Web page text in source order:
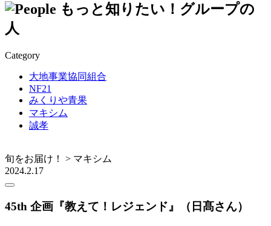
もっと知りたい！グループの
人
Category
大地事業協同組合
NF21
みくりや青果
マキシム
誠孝
旬をお届け！ > マキシム
2024.2.17
45th 企画『教えて！レジェンド』（日髙さん）